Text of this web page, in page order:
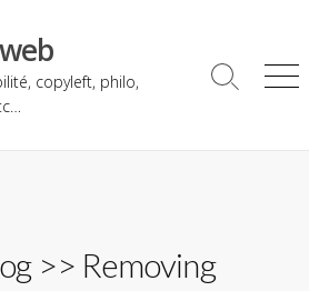
copyleft, philo,
Search
>> Removing